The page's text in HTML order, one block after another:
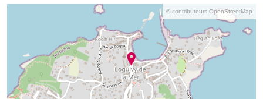
© contributeurs OpenStreetMap